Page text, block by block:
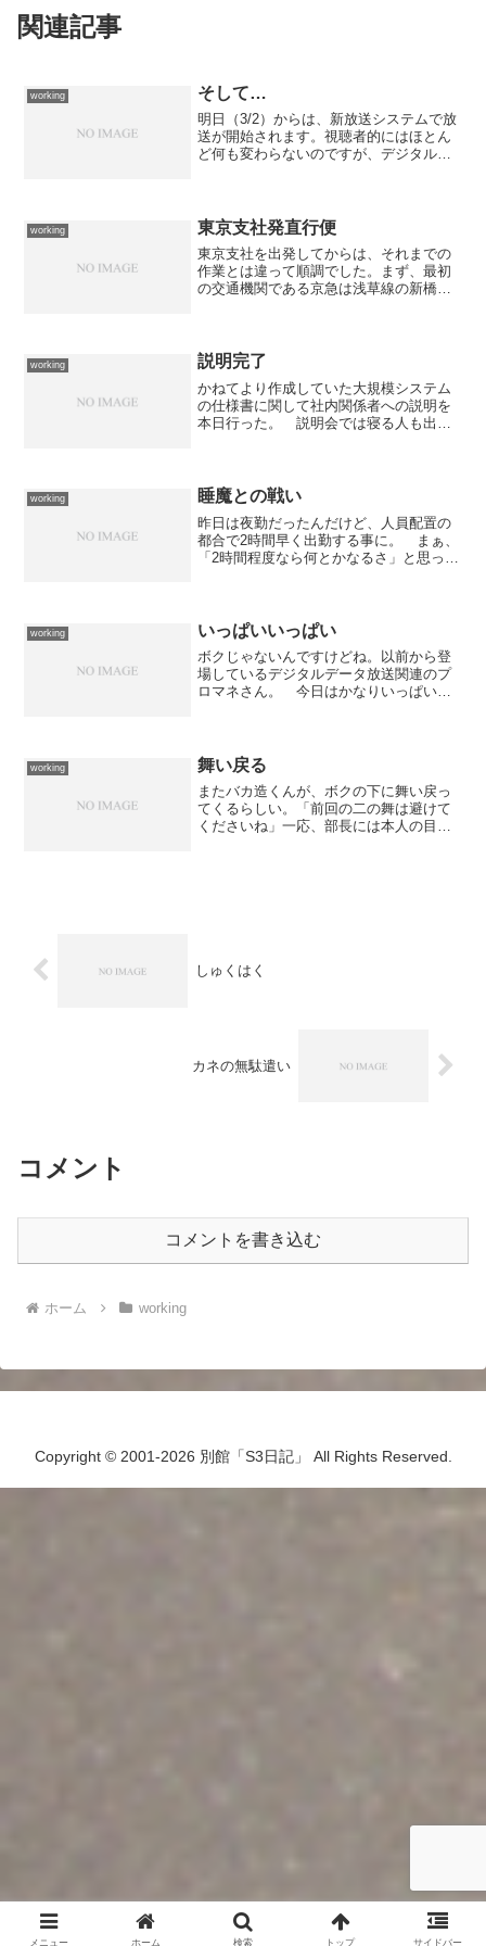
関連記事
working そして…
明日（3/2）からは、新放送システムで放
送が開始されます。視聴者的にはほとん
ど何も変わらないのですが、デジタル放
り、徐々に徐々にいろ...
working 東京支社発直行便
東京支社を出発してからは、それまでの
作業とは違って順調でした。まず、最初
の交通機関である京急は浅草線の新橋駅
ずに「はい」としたら2...
working 説明完了
かねてより作成していた大規模システム
の仕様書に関して社内関係者への説明を
本日行った。 説明会では寝る人も出た
まぁ。 会議が終わってか...
working 睡魔との戦い
昨日は夜勤だったんだけど、人員配置の
都合で2時間早く出勤する事に。 まぁ、
「2時間程度なら何とかなるさ」と思って
感じでしたよ。そんな...
working いっぱいいっぱい
ボクじゃないんですけどね。以前から登
場しているデジタルデータ放送関連のプ
ロマネさん。 今日はかなりいっぱいい
っぱいいっぱいなのかは良...
working 舞い戻る
またバカ造くんが、ボクの下に舞い戻っ
てくるらしい。「前回の二の舞は避けて
くださいね」一応、部長には本人の目の
しゅくはく
カネの無駄遣い
コメント
コメントを書き込む
ホーム working
Copyright © 2001-2026 別館「S3日記」 All Rights Reserved.
メニュー ホーム 検索 トップ サイドバー